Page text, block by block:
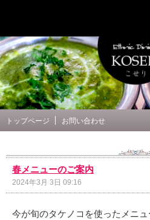
トップページ お問い合わせ
春メニューのご案内
2024年3月 3日 09:16
今が旬のタケノコを使ったメニュ